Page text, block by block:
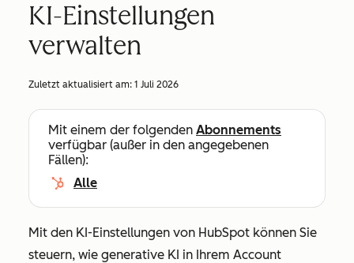
KI-Einstellungen
verwalten
Zuletzt aktualisiert am: 1 Juli 2026
Mit einem der folgenden Abonnements
verfügbar (außer in den angegebenen
Fällen):
Alle
Mit den KI-Einstellungen von HubSpot können Sie
steuern, wie generative KI in Ihrem Account